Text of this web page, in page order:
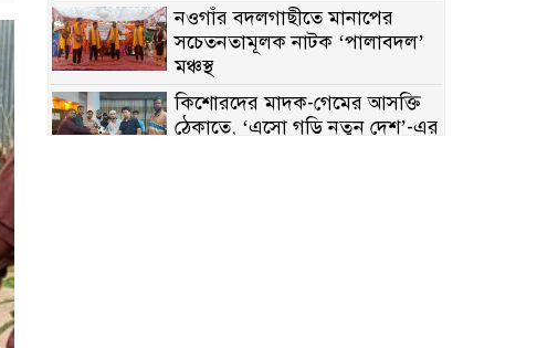
নওগাঁর বদলগাছীতে মানাপের
সচেতনতামূলক নাটক ‘পালাবদল’
মঞ্চস্থ
কিশোরদের মাদক-গেমের আসক্তি
ঠেকাতে, ‘এসো গড়ি নতুন দেশ’-এর